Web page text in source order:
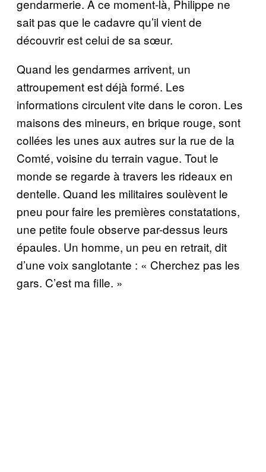
gendarmerie. À ce moment-là, Philippe ne
sait pas que le cadavre qu’il vient de
découvrir est celui de sa sœur.
Quand les gendarmes arrivent, un
attroupement est déjà formé. Les
informations circulent vite dans le coron. Les
maisons des mineurs, en brique rouge, sont
collées les unes aux autres sur la rue de la
Comté, voisine du terrain vague. Tout le
monde se regarde à travers les rideaux en
dentelle. Quand les militaires soulèvent le
pneu pour faire les premières constatations,
une petite foule observe par-dessus leurs
épaules. Un homme, un peu en retrait, dit
d’une voix sanglotante : « Cherchez pas les
gars. C’est ma fille. »